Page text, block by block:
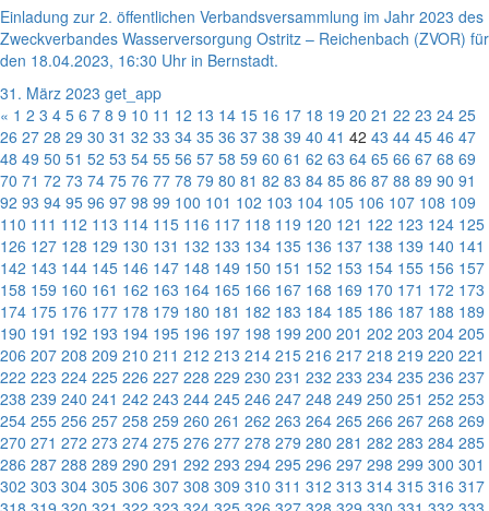
Einladung zur 2. öffentlichen Verbandsversammlung im Jahr 2023 des
Zweckverbandes Wasserversorgung Ostritz – Reichenbach (ZVOR) für
den 18.04.2023, 16:30 Uhr in Bernstadt.
31. März 2023 get_app
« 1 2 3 4 5 6 7 8 9 10 11 12 13 14 15 16 17 18 19 20 21 22 23 24 25
26 27 28 29 30 31 32 33 34 35 36 37 38 39 40 41 42 43 44 45 46 47
48 49 50 51 52 53 54 55 56 57 58 59 60 61 62 63 64 65 66 67 68 69
70 71 72 73 74 75 76 77 78 79 80 81 82 83 84 85 86 87 88 89 90 91
92 93 94 95 96 97 98 99 100 101 102 103 104 105 106 107 108 109
110 111 112 113 114 115 116 117 118 119 120 121 122 123 124 125
126 127 128 129 130 131 132 133 134 135 136 137 138 139 140 141
142 143 144 145 146 147 148 149 150 151 152 153 154 155 156 157
158 159 160 161 162 163 164 165 166 167 168 169 170 171 172 173
174 175 176 177 178 179 180 181 182 183 184 185 186 187 188 189
190 191 192 193 194 195 196 197 198 199 200 201 202 203 204 205
206 207 208 209 210 211 212 213 214 215 216 217 218 219 220 221
222 223 224 225 226 227 228 229 230 231 232 233 234 235 236 237
238 239 240 241 242 243 244 245 246 247 248 249 250 251 252 253
254 255 256 257 258 259 260 261 262 263 264 265 266 267 268 269
270 271 272 273 274 275 276 277 278 279 280 281 282 283 284 285
286 287 288 289 290 291 292 293 294 295 296 297 298 299 300 301
302 303 304 305 306 307 308 309 310 311 312 313 314 315 316 317